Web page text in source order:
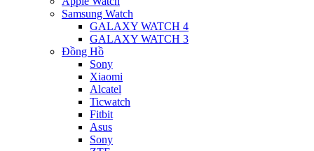
Samsung Watch
GALAXY WATCH 4
GALAXY WATCH 3
Đồng Hồ
Sony
Xiaomi
Alcatel
Ticwatch
Fitbit
Asus
Sony